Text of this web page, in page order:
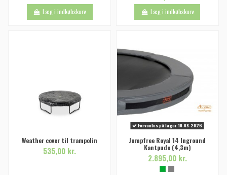
Læg i indkøbskurv Læg i indkøbskurv
Weather cover til trampolin
535,00 kr.
Forventes på lager 10-08-2026
Jumpfree Royal 14 Inground
Kantpude (4,3m)
2.895,00 kr.